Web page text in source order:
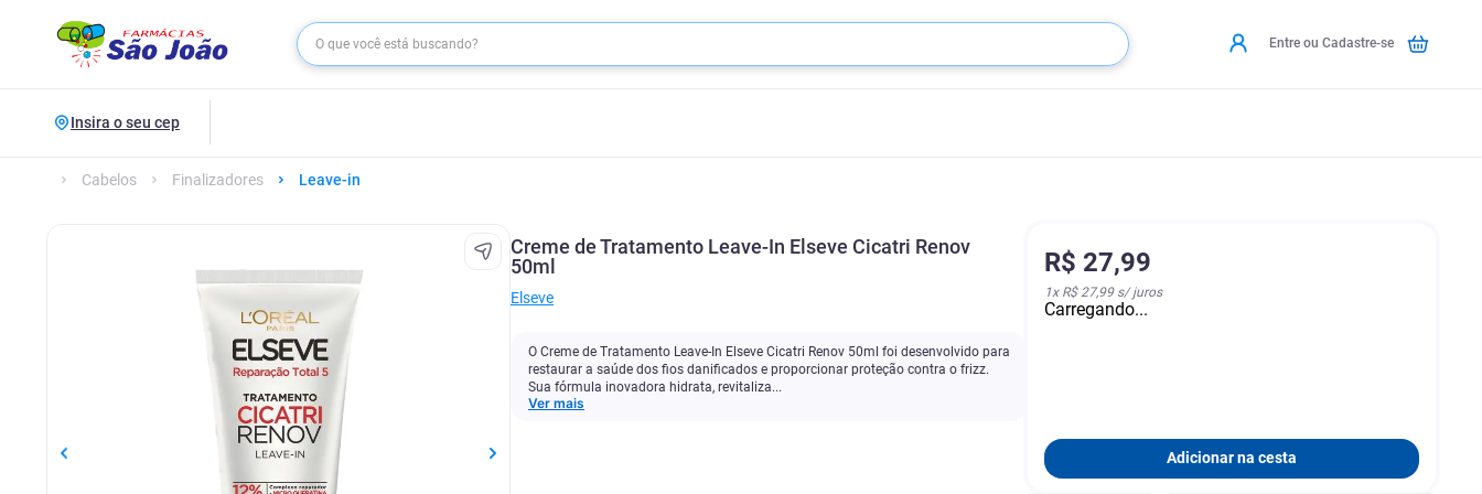
Entre ou Cadastre-se
Insira o seu cep
Cabelos Finalizadores Leave-in
Creme de Tratamento Leave-In Elseve Cicatri Renov
50ml
Elseve
O Creme de Tratamento Leave-In Elseve Cicatri Renov 50ml foi desenvolvido para
restaurar a saúde dos fios danificados e proporcionar proteção contra o frizz.
Sua fórmula inovadora hidrata, revitaliza...
Ver mais
R$ 27,99
1x R$ 27,99s/ juros
Carregando...
Adicionar na cesta